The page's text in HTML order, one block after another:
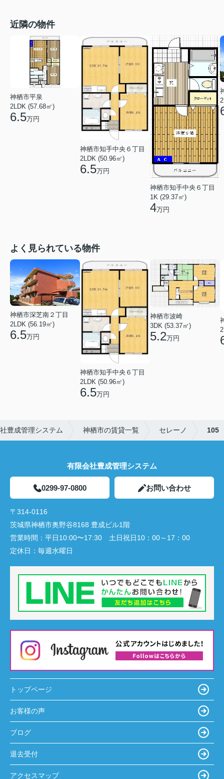
近隣の物件
神栖市平泉
2LDK (57.68㎡)
6.5万円
神栖市知手中央６丁目
2LDK (50.96㎡)
6.5万円
神栖市知手中央６丁目
1K (29.37㎡)
4万円
よく見られている物件
神栖市深芝南２丁目
2LDK (56.19㎡)
6.5万円
神栖市知手中央６丁目
2LDK (50.96㎡)
6.5万円
神栖市波崎
3DK (53.37㎡)
5.2万円
豊成管理システム 神栖市の賃貸一覧 セレーノ 105
有限会社豊成管理システム
0299-97-0800 お問い合わせ
〒314-0116
茨城県神栖市奥野谷8168 豊成ビル1階
営業時間： 平日10:00〜17:30 土日祝日10：00～17：00
定休日： 毎週水曜日
トップページ
お客様の声
ブログ
退去受付
アクセスマップ